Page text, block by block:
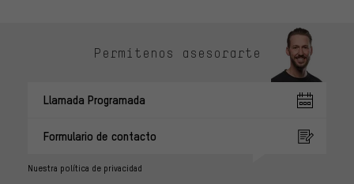
Permítenos asesorarte
Llamada Programada
Formulario de contacto
Nuestra política de privacidad